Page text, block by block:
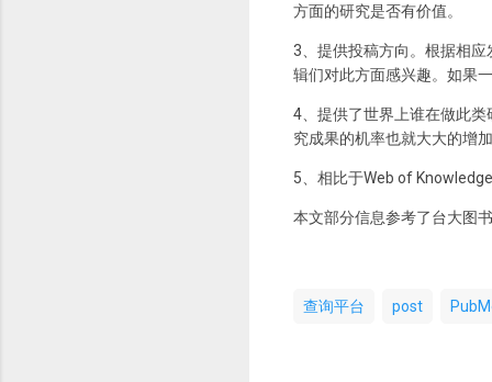
方面的研究是否有价值。
3、提供投稿方向。根据相
辑们对此方面感兴趣。如果
4、提供了世界上谁在做此
究成果的机率也就大大的增
5、相比于Web of
本文部分信息参考了台大图
查询平台 post